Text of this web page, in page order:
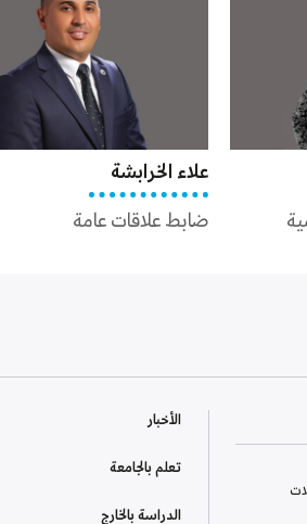
ضابط علاقات عامة
الأخبار
تعلم بالجامعة
الدراسة بالخارج